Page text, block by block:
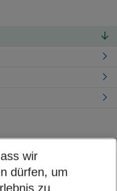
Ihren Wünschen
wir
dürfen, um
zu